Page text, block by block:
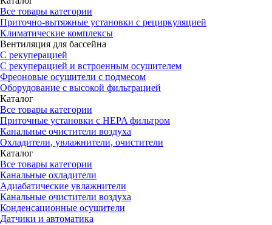
Все товары категории
Приточно-вытяжные установки с рециркуляцией
Климатические комплексы
Вентиляция для бассейна
С рекуперацией
С рекуперацией и встроенным осушителем
Фреоновые осушители с подмесом
Оборудование с высокой фильтрацией
Каталог
Все товары категории
Приточные установки c HEPA фильтром
Канальные очистители воздуха
Охладители, увлажнители, очистители
Каталог
Все товары категории
Канальные охладители
Адиабатические увлажнители
Канальные очистители воздуха
Конденсационные осушители
Датчики и автоматика